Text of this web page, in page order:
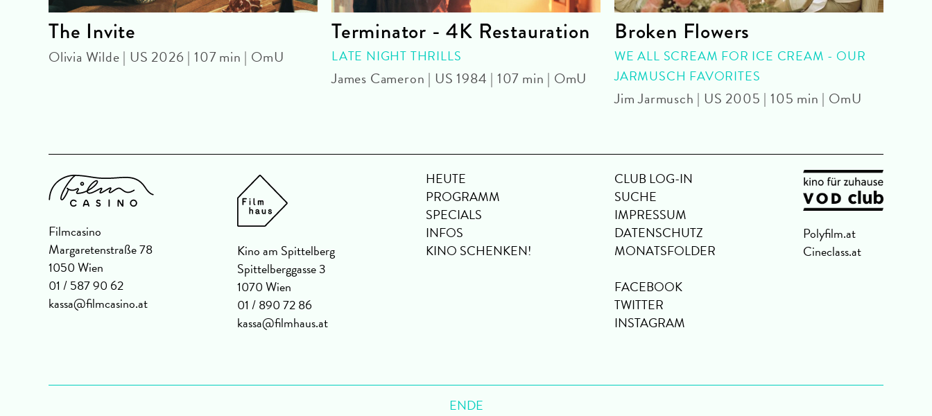
The Invite
Olivia Wilde | US 2026 | 107 min | OmU
Terminator - 4K Restauration
LATE NIGHT THRILLS
James Cameron | US 1984 | 107 min | OmU
Broken Flowers
WE ALL SCREAM FOR ICE CREAM - OUR
JARMUSCH FAVORITES
Jim Jarmusch | US 2005 | 105 min | OmU
Filmcasino
Margaretenstraße 78
1050 Wien
01 / 587 90 62
kassa@filmcasino.at
Kino am Spittelberg
Spittelberggasse 3
1070 Wien
01 / 890 72 86
kassa@filmhaus.at
HEUTE
PROGRAMM
SPECIALS
INFOS
KINO SCHENKEN!
CLUB LOG-IN
SUCHE
IMPRESSUM
DATENSCHUTZ
MONATSFOLDER
FACEBOOK
TWITTER
INSTAGRAM
Polyfilm.at
Cineclass.at
ENDE